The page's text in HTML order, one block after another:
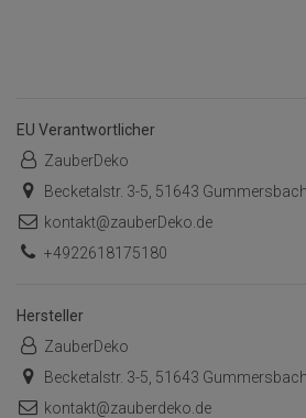
EU Verantwortlicher
ZauberDeko
Becketalstr. 3-5, 51643
kontakt@zauberDeko.de
+4922618175180
Hersteller
ZauberDeko
Becketalstr. 3-5, 51643
kontakt@zauberdeko.de